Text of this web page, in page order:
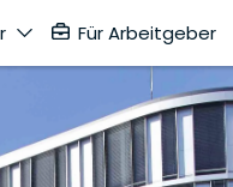
Für Arbeitgeber